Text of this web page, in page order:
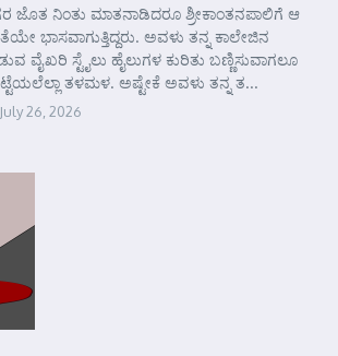
ಜೊತ ನಿಂತು ಮಾತನಾಡಿದರೂ ಶ್ರೀಕಾಂತನಪಾಲಿಗೆ ಆ
ಭಾಸವಾಗುತ್ತಿದ್ದರು. ಅವಳು ತನ್ನ ಕಾಲೇಜಿನ
ವೈಖರಿ ಸ್ಟೈಲು ಹೈಲುಗಳ ಕುರಿತು ಬಣ್ಣಿಸುವಾಗಲೂ
ತಳಮಳ. ಅಷ್ಟೇಕೆ ಅವಳು ತನ್ನ ತ...
July 26, 2026